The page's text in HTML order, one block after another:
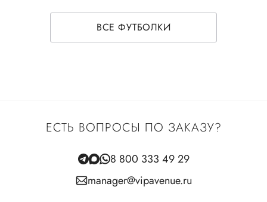
ВСЕ ФУТБОЛКИ
ЕСТЬ ВОПРОСЫ ПО ЗАКАЗУ?
8 800 333 49 29
manager@vipavenue.ru